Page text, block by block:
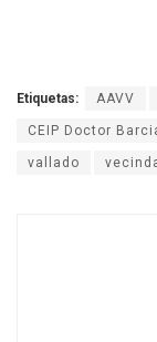
Etiquetas: AAVV
CEIP Doctor
vallado